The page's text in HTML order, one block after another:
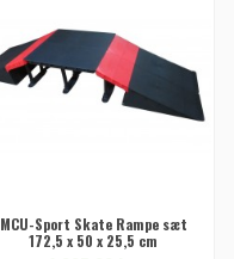
MCU-Sport Skate Rampe sæt
172,5 x 50 x 25,5 cm